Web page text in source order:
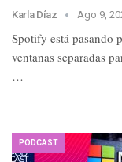
Karla Díaz Ago 9,
Spotify está pasando
ventanas separadas
…
PODCAST